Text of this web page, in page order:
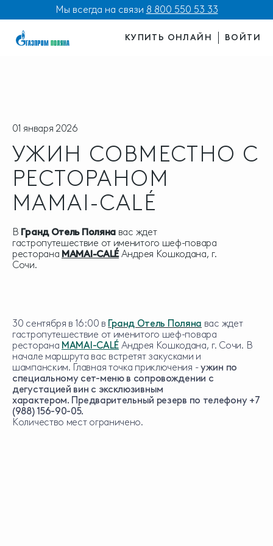
Мы всегда на связи 8 800 550 53 33
КУПИТЬ ОНЛАЙН ВОЙТИ
01 января 2026
УЖИН СОВМЕСТНО С
РЕСТОРАНОМ
MAMAI-CALÉ
В Гранд Отель Поляна вас ждет
гастропутешествие от именитого шеф-повара
ресторана MAMAI-CALÉАндрея Кошкодана, г.
Сочи.
30 сентября в 16:00 в Гранд Отель Поляна вас ждет
гастропутешествие от именитого шеф-повара
ресторана MAMAI-CALÉ Андрея Кошкодана, г. Сочи. В
начале маршрута вас встретят закусками и
шампанским. Главная точка приключения -ужин по
специальному сет-меню в сопровождении с
дегустацией вин с эксклюзивным
характером. Предварительный резерв по телефону +7
(988) 156-90-05.
Количество мест ограничено.